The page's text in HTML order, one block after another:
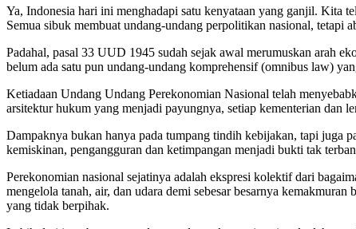
Ya, Indonesia hari ini menghadapi satu kenyataan yang ganjil. Kita
Semua sibuk membuat undang-undang perpolitikan nasional, tetapi
Padahal, pasal 33 UUD 1945 sudah sejak awal merumuskan arah
belum ada satu pun undang-undang komprehensif (omnibus law)
Ketiadaan Undang Undang Perekonomian Nasional telah
arsitektur hukum yang menjadi payungnya, setiap kementerian dan
Dampaknya bukan hanya pada tumpang tindih kebijakan, tapi juga
kemiskinan, pengangguran dan ketimpangan menjadi bukti tak
Perekonomian nasional sejatinya adalah ekspresi kolektif dari
mengelola tanah, air, dan udara demi sebesar besarnya
yang tidak berpihak.